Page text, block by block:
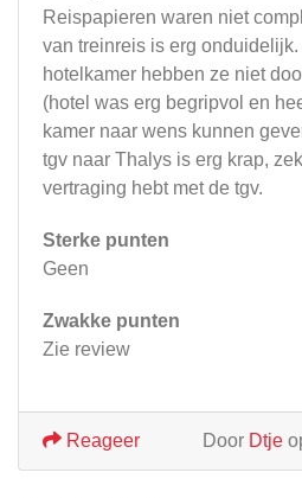
Reispapieren waren niet
van treinreis is erg
hotelkamer hebben ze niet
(hotel was erg begripvol en
kamer naar wens kunnen
tgv naar Thalys is erg krap,
vertraging hebt met de tgv.
Sterke punten
Geen
Zwakke punten
Zie review
Door Dtje
Reageer